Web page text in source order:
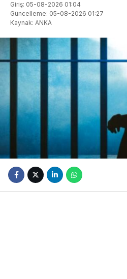
Giriş: 05-08-2026 01:04
Güncelleme: 05-08-2026 01:27
Kaynak: ANKA